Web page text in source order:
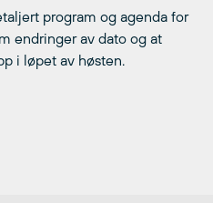
program og agenda for
endringer av dato og at
i løpet av høsten.